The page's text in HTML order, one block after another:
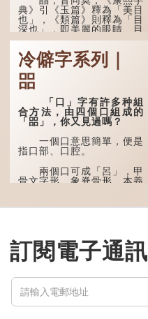
典》引《玉篇》釋為「美目
也」，《類篇》則釋為「目
深也」，即美麗的眼睛、目
光深邃的意思。
多年前，蘋果手機推出
iPhone12時，曾宣傳它的
鏡頭有專業的運算攝影功
能，便用上「瞐」這個字，
表達iPhone12有由8位提
升至10位HDR影片拍攝功
能，能自動進行杜比視界調
色，達到專...
冷僻字系列｜
㗊
「口」字有許多种組
合方法，由四個口組成的
「㗊」，你又見過嗎？
一個口意思簡單，便是
指口部、口腔。
兩個口可成「呂」，甲
骨文字形，象脊骨形，本義
通用為姓氏。兩個口也可以
思。
三個口為「品」，這個
代甲骨文，古字形從三口，
表示眾多。《說文解...
訂閱電子通訊